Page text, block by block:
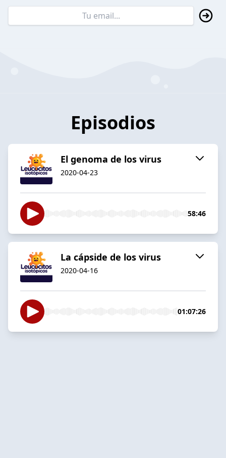
Episodios
El genoma de los virus
2020-04-23
58:46
La cápside de los virus
2020-04-16
01:07:26